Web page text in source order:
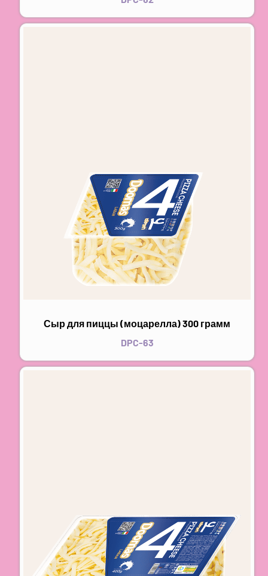
Сыр для пиццы (моцарелла) 300 грамм
DPC-63